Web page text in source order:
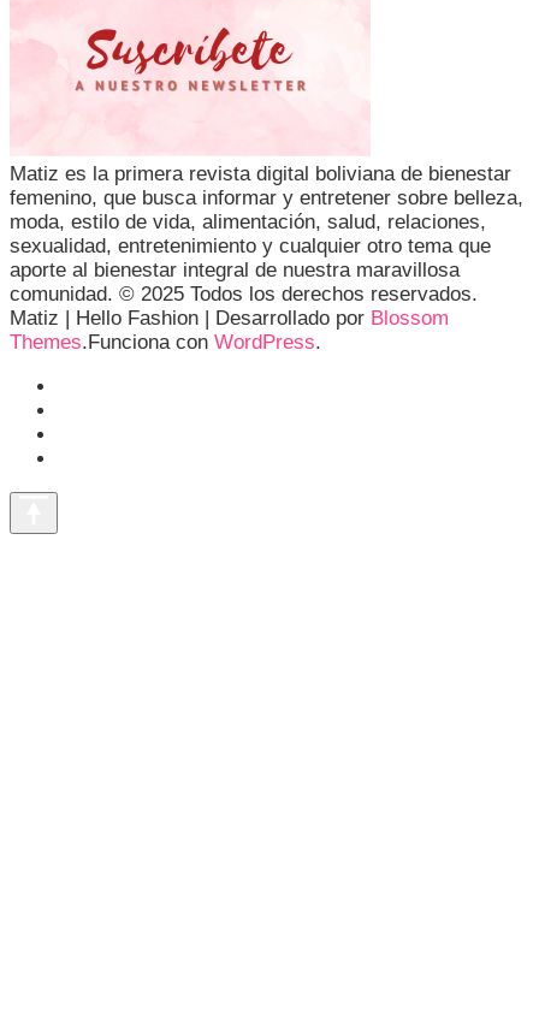
Matiz es la primera revista digital boliviana de bienestar
femenino, que busca informar y entretener sobre belleza,
moda, estilo de vida, alimentación, salud, relaciones,
sexualidad, entretenimiento y cualquier otro tema que
aporte al bienestar integral de nuestra maravillosa
comunidad. © 2025 Todos los derechos reservados.
Matiz | Hello Fashion | Desarrollado por Blossom
Themes.Funciona con WordPress.